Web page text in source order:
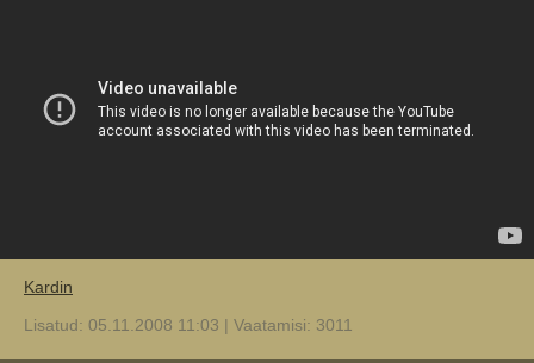
Kardin
Lisatud: 05.11.2008 11:03 | Vaatamisi: 3011